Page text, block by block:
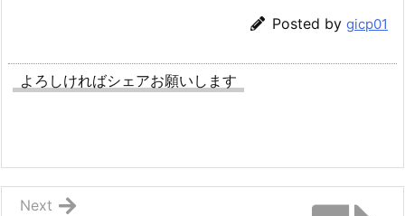
Posted by gicp01
よろしければシェアお願いします
Next